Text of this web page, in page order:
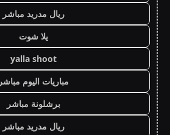
ريال مدريد مباشر
يلا شوت
yalla shoot
مباريات اليوم مباشر
برشلونة مباشر
ريال مدريد مباشر